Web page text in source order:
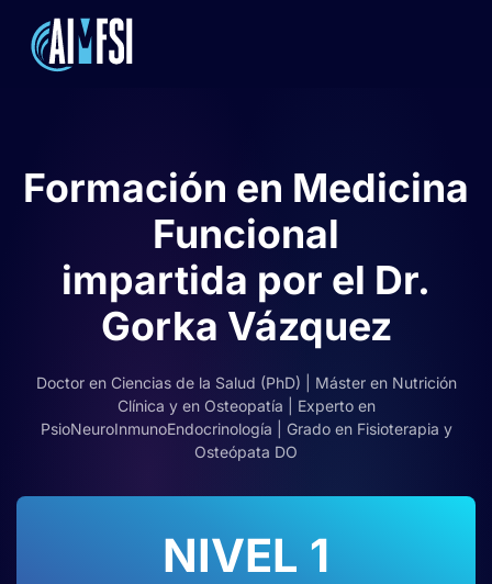
Skip
to
Formación en Medicina
Funcional
impartida por el Dr.
Gorka Vázquez
Doctor en Ciencias de la Salud (PhD) | Máster en Nutrición
Clínica y en Osteopatía | Experto en
PsioNeuroInmunoEndocrinología | Grado en Fisioterapia y
Osteópata DO
NIVEL 1